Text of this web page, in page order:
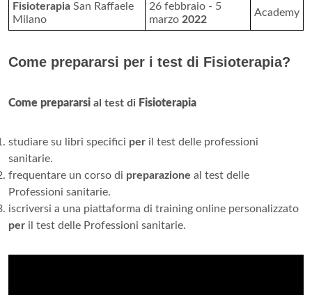
Fisioterapia San Raffaele
Milano
26 febbraio - 5
marzo 2022
Academy
Come prepararsi per i test di Fisioterapia?
Come prepararsi al test di Fisioterapia
studiare su libri specifici per il test delle professioni
sanitarie.
frequentare un corso di preparazione al test delle
Professioni sanitarie.
iscriversi a una piattaforma di training online personalizzato
per il test delle Professioni sanitarie.